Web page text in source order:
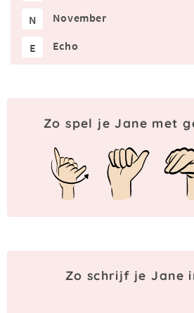
N November
E Echo
Zo spel je Jane met
Zo schrijf je Jane